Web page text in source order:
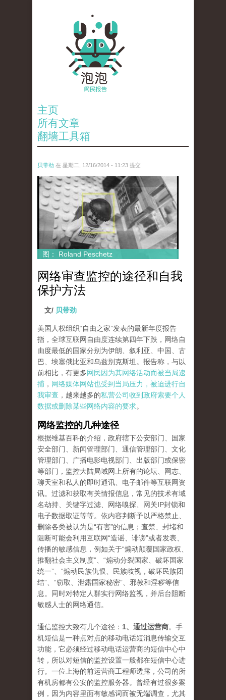
主页
所有文章
翻墙工具箱
贝带劲 在 星期二, 12/16/2014 - 11:23 提交
untitled.jpg
图： Roland Peschetz
网络审查监控的途径和自我
保护方法
文/ 贝带劲
美国人权组织“自由之家”发表的最新年度报告
指，全球互联网自由度连续第四年下跌，网络自
由度最低的国家分别为伊朗、叙利亚、中国、古
巴、埃塞俄比亚和乌兹别克斯坦。报告称，与以
前相比，有更多网民因为其网络活动而被当局逮
捕 ， 网络媒体网站也受到当局压力，被迫进行自
我审查 ，越来越多的私营公司收到政府索要个人
数据或删除某些网络内容的要求。
网络监控的几种途径
根据维基百科的介绍，政府辖下公安部门、国家
安全部门、新闻管理部门、通信管理部门、文化
管理部门、广播电影电视部门、出版部门或保密
等部门，监控大陆局域网上所有的论坛、网志、
聊天室和私人的即时通讯、电子邮件等互联网资
讯。过滤和获取有关情报信息，常见的技术有域
名劫持、关键字过滤、网络嗅探、网关IP封锁和
电子数据取证等等。依内容判断予以严格禁止、
删除各类被认为是“有害”的信息；查禁、封堵和
阻断可能会利用互联网“造谣、诽谤”或者发表、
传播的敏感信息，例如关于“煽动颠覆国家政权、
推翻社会主义制度”、“煽动分裂国家、破坏国家
统一”、“煽动民族仇恨、民族歧视，破坏民族团
结”、“窃取、泄露国家秘密”、邪教和淫秽等信
息。同时对特定人群实行网络监视，并后台阻断
敏感人士的网络通信。
通信监控大致有几个途径： 1、通过运营商。手
机短信是一种点对点的移动电话短消息传输交互
功能，它必须经过移动电话运营商的短信中心中
转，所以对短信的监控设置一般都在短信中心进
行。一位上海的前运营商工程师透露，公司的所
有机房都有公安的监控服务器。曾经有过很多案
例，因为内容里面有敏感词而被无端调查，尤其